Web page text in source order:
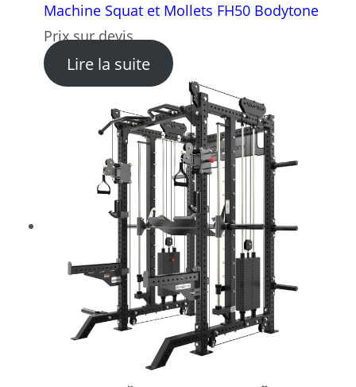
Machine Squat et Mollets FH50 Bodytone
Prix sur devis
Lire la suite: Machine Squat et Mollets